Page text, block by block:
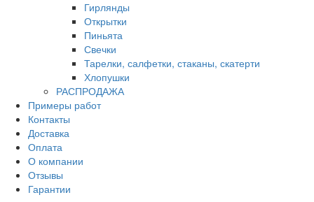
Гирлянды
Открытки
Пиньята
Свечки
Тарелки, салфетки, стаканы, скатерти
Хлопушки
РАСПРОДАЖА
Примеры работ
Контакты
Доставка
Оплата
О компании
Отзывы
Гарантии